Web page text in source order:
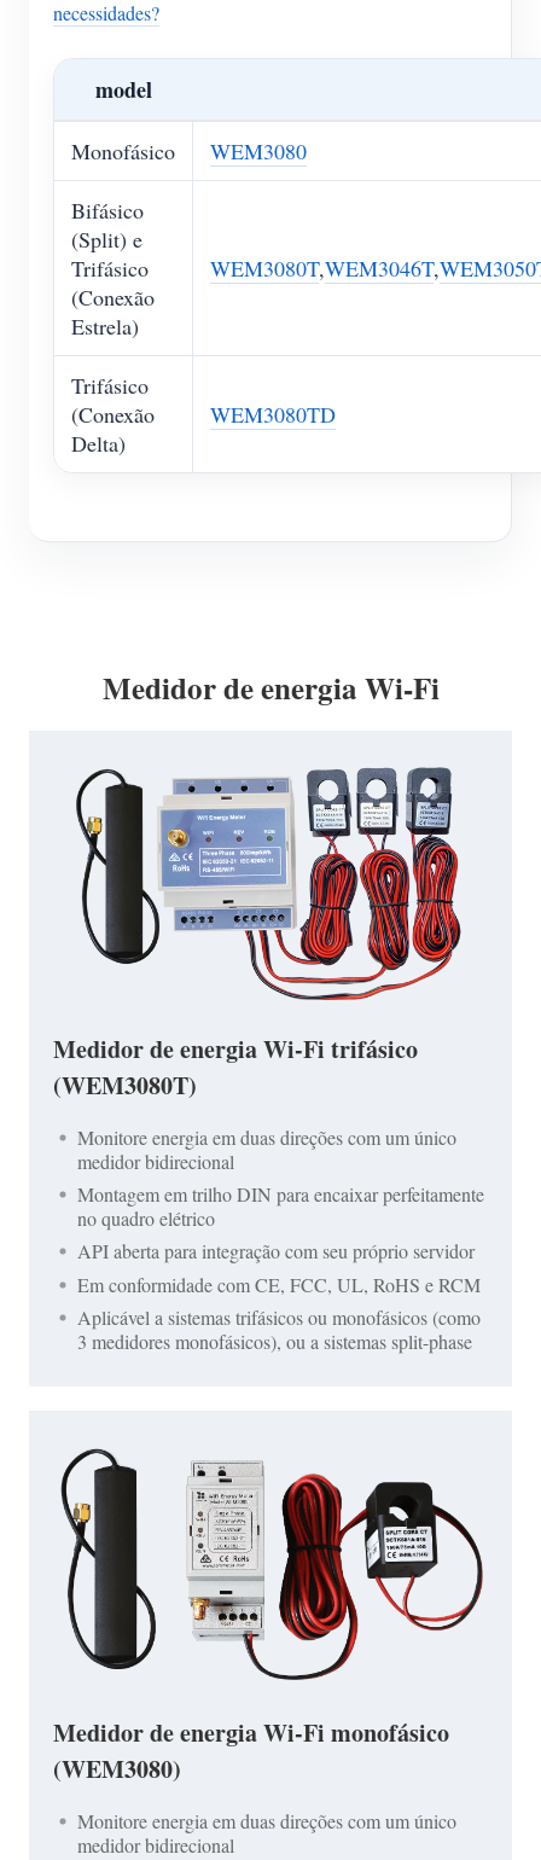
necessidades?
model
Monofásico WEM3080
Bifásico
(Split) e
Trifásico
(Conexão
Estrela)
WEM3080T,WEM3046T,
Trifásico
(Conexão
Delta)
WEM3080TD
Medidor de energia Wi-Fi
Medidor de energia Wi-Fi trifásico
(WEM3080T)
Monitore energia em duas direções com um único
medidor bidirecional
Montagem em trilho DIN para encaixar perfeitamente
no quadro elétrico
API aberta para integração com seu próprio servidor
Em conformidade com CE, FCC, UL, RoHS e RCM
Aplicável a sistemas trifásicos ou monofásicos (como
3 medidores monofásicos), ou a sistemas split-phase
Medidor de energia Wi-Fi monofásico
(WEM3080)
Monitore energia em duas direções com um único
medidor bidirecional